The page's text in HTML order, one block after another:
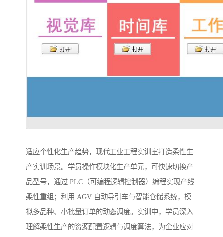
适应个性化生产趋势，现代工业工程实训室打造柔性生
产实训场景。学员操作模块化生产单元，可快速切换产
品型号，通过 PLC（可编程逻辑控制器）编程实现产线
柔性重组；利用 AGV 自动导引车与智能仓储系统，模
拟多品种、小批量订单的动态调度。实训中，学员深入
理解柔性生产的资源配置逻辑与调度算法，为企业应对